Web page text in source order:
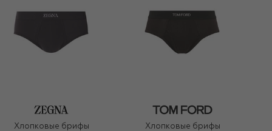
Хлопковые брифы
Хлопковые брифы